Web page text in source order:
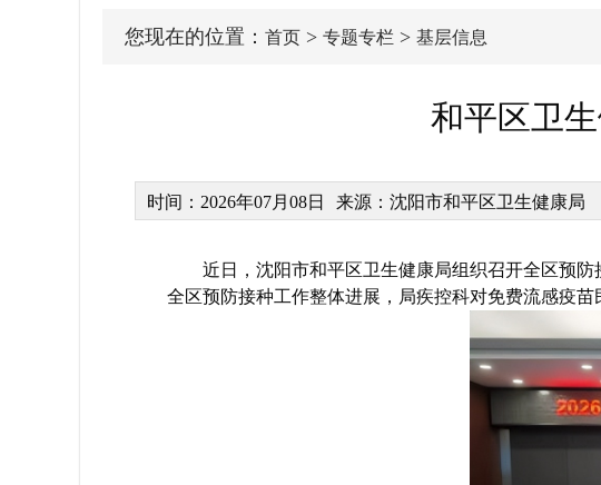
您现在的位置： 首页 > 专题专栏 > 基层信息
和平区卫
时间：2026年07月08日 来源：沈阳市和平区卫生健康局
近日，沈阳市和平区卫生健康局组织召开全区预
全区预防接种工作整体进展，局疾控科对免费流感疫